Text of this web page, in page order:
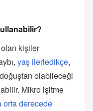
olan kişiler
yaş ilerledikçe,
olabileceği
Mikro işitme
orta derecede